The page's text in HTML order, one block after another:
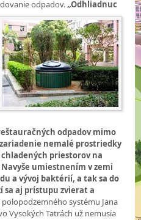
odpadov.„Odhliadnuc
odpadov mimo
nemalé prostriedky
priestorov na
umiestnením v zemi
a vývoj baktérií, a tak sa do
sa aj prístupu zvierat a
systému Jana
Vysokých Tatrách už nemusia